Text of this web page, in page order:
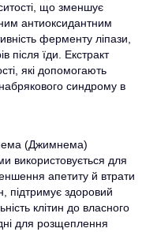
що зменшує
антиоксидантним
ферменту ліпази,
після їди. Екстракт
які допомогають
синдрому в
(Джимнема)
використовується для
апетиту й втрати
підтримує здоровий
клітин до власного
для розщеплення